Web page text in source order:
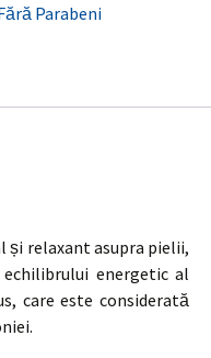
Parabeni
și relaxant asupra pielii,
energetic al
care este considerată